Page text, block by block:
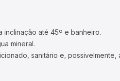
inclinação até 45º e banheiro.
mineral.
sanitário e, possivelmente,